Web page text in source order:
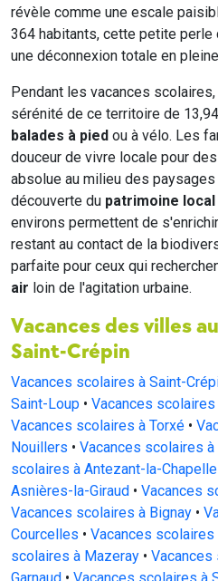
révèle comme une escale
364 habitants, cette petite perle
une déconnexion totale en
Pendant les vacances
sérénité de ce territoire de
balades à pied ou à vélo. Les
douceur de vivre locale pour
absolue au milieu des paysages
découverte du patrimoine local
environs permettent de
restant au contact de la
parfaite pour ceux qui
air loin de l'agitation urbaine.
Vacances des villes
Saint-Crépin
Vacances scolaires à Saint-
Saint-Loup • Vacances scolaires
Vacances scolaires à Torxé •
Nouillers • Vacances scolaires à
scolaires à Antezant-la-Chapelle
Asnières-la-Giraud • Vacances
Vacances scolaires à Bignay •
Courcelles • Vacances scolaires
scolaires à Mazeray • Vacances